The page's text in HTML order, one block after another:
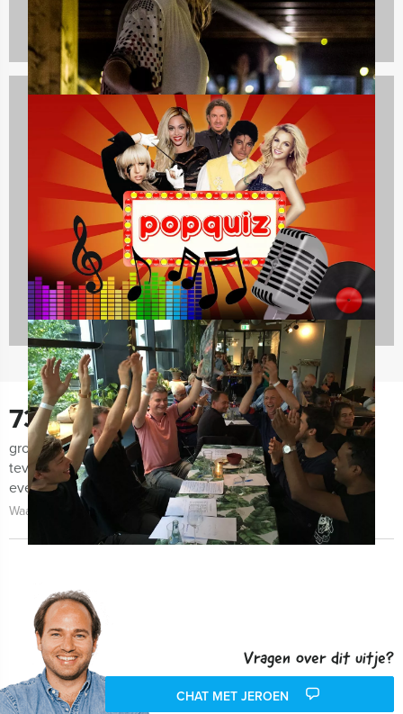
Spelprogramma's
1688 uitjes
730
groepen lieten ons de afgelopen maanden weten zeer
tevreden te zijn met de organisatie van het uitje, het
evenement zelf én de begeleiding!
Waarom kiezen voor Holland Tour Guides?
Vragen over dit uitje?
CHAT MET JEROEN